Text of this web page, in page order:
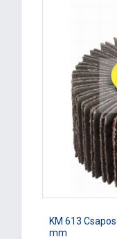
KM 613
mm